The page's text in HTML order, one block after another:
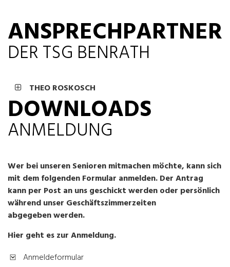
ANSPRECHPARTNER
DER TSG BENRATH
THEO ROSKOSCH
DOWNLOADS
ANMELDUNG
Wer bei unseren Senioren mitmachen möchte, kann sich
mit dem folgenden Formular anmelden. Der Antrag
kann per Post an uns geschickt werden oder persönlich
während unser Geschäftszimmerzeiten
abgegeben werden.
Hier geht es zur Anmeldung.
Anmeldeformular